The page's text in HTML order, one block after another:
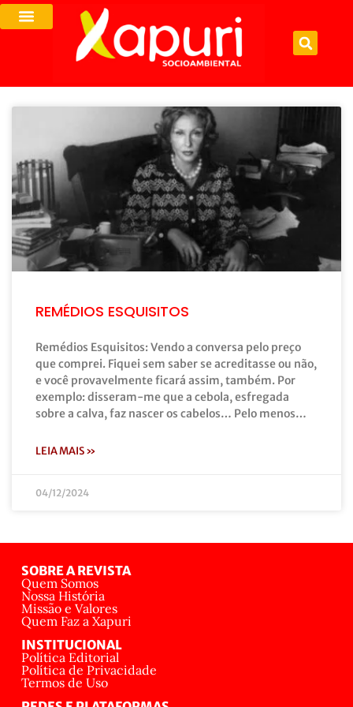
REMÉDIOS ESQUISITOS
Remédios Esquisitos: Vendo a conversa pelo preço
que comprei. Fiquei sem saber se acreditasse ou não,
e você provavelmente ficará assim, também. Por
exemplo: disseram-me que a cebola, esfregada
sobre a calva, faz nascer os cabelos… Pelo menos…
LEIA MAIS »
04/12/2024
SOBRE A REVISTA
Quem Somos
Nossa História
Missão e Valores
Quem Faz a Xapuri
INSTITUCIONAL
Política Editorial
Política de Privacidade
Termos de Uso